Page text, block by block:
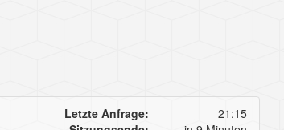
Letzte Anfrage:
21:15